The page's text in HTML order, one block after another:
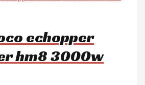
echopper
hm8 3000w